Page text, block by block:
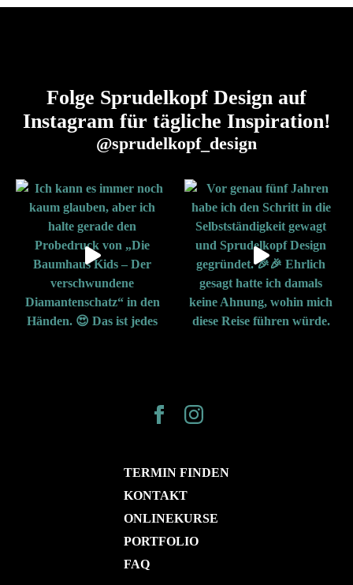
Folge Sprudelkopf Design auf
Instagram für tägliche Inspiration!
@sprudelkopf_design
TERMIN FINDEN
KONTAKT
ONLINEKURSE
PORTFOLIO
FAQ